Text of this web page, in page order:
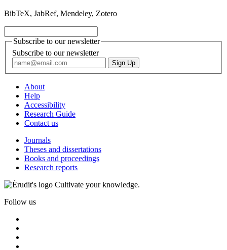
BibTeX, JabRef, Mendeley, Zotero
Subscribe to our newsletter
Subscribe to our newsletter
About
Help
Accessibility
Research Guide
Contact us
Journals
Theses and dissertations
Books and proceedings
Research reports
Cultivate your knowledge.
Follow us